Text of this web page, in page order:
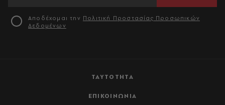
ΤΑΥΤΟΤΗΤΑ
ΕΠΙΚΟΙΝΩΝΙΑ
Αποδέχομαι την Πολιτική Προστασίας Προσωπικών
Δεδομένων